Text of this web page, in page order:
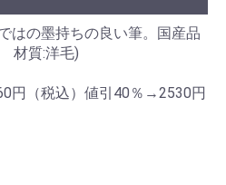
る カートへ進む
はの墨持ちの良い筆。国産品
材質:洋毛)
円（税込）値引40％→2530円